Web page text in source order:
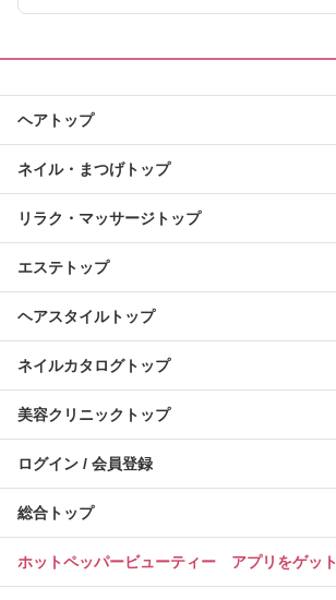
ヘアトップ
ネイル・まつげトップ
リラク・マッサージトップ
エステトップ
ヘアスタイルトップ
ネイルカタログトップ
美容クリニックトップ
ログイン / 会員登録
総合トップ
ホットペッパービューティー アプリをゲット